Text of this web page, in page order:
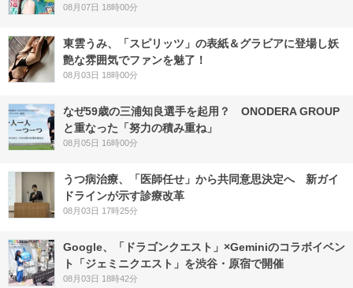
08月07日 18時00分
東雲うみ、「スピリッツ」の表紙＆グラビアに登場し妖
艶な雰囲気でファンを魅了！
08月03日 18時00分
なぜ59歳の三浦知良選手を起用？ ONODERA GROUP
と重なった「努力の積み重ね」
08月05日 16時00分
うつ病治療、「医師任せ」から共同意思決定へ 新ガイ
ドラインが示す診療改革
08月03日 17時25分
Google、「ドラゴンクエスト」×Geminiのコラボイベン
ト「ジェミニクエスト」を渋谷・原宿で開催
08月03日 18時42分